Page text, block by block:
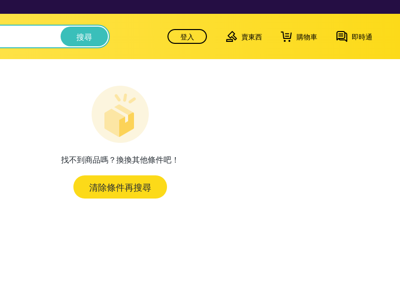
搜尋 登入 賣東西 購物車 即時通
找不到商品嗎？換換其他條件吧！
清除條件再搜尋